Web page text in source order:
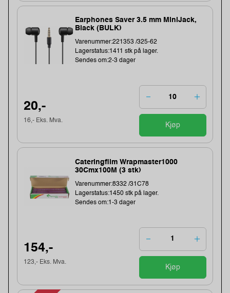
Earphones Saver 3.5 mm MiniJack,
Black (BULK)
Varenummer:221353 /325-62
Lagerstatus:1411 stk på lager.
Sendes om:2-3 dager
20,-
16,- Eks. Mva.
Kjøp
Cateringfilm Wrapmaster1000
30Cmx100M (3 stk)
Varenummer:8332 /31C78
Lagerstatus:1450 stk på lager.
Sendes om:1-3 dager
154,-
123,- Eks. Mva.
Kjøp